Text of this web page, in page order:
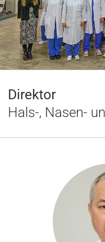
Startseite
Kliniken & Einrichtungen
Direktor
Hals-, Nasen-